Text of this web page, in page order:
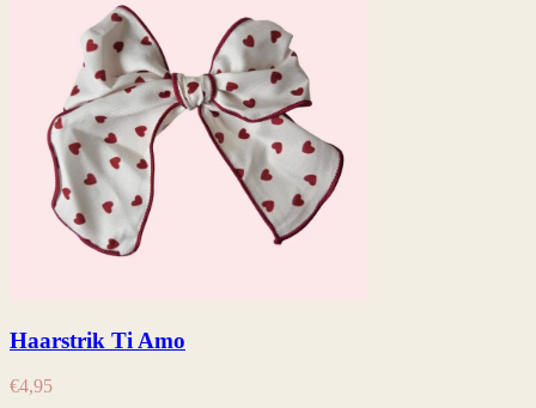
Haarstrik Ti Amo
€4,95